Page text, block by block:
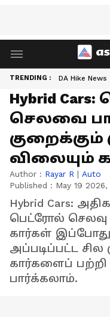
TRENDING : DA Hike News
Hybrid
செலவை
குறைக்கும்
விலையும்
Author : Rayar R | Auto
Published : May 19
Hybrid Cars:
பெட்ரோல்
கார்கள் இப்போது
அப்படிப்பட்ட
கார்களைப்
பார்க்கலாம்.